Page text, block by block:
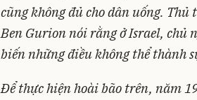
cũng không đủ cho dân uống.
Ben Gurion nói rằng ở Israel, chủ
biến những điều không thể thành
Để thực hiện hoài bão trên, năm